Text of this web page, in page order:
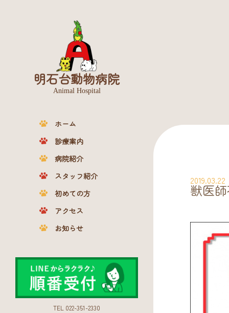
明石台動物病院
Animal Hospital
ホーム
診療案内
病院紹介
スタッフ紹介
初めての方
アクセス
お知らせ
TEL 022-351-2330
2019.03.22
獣医